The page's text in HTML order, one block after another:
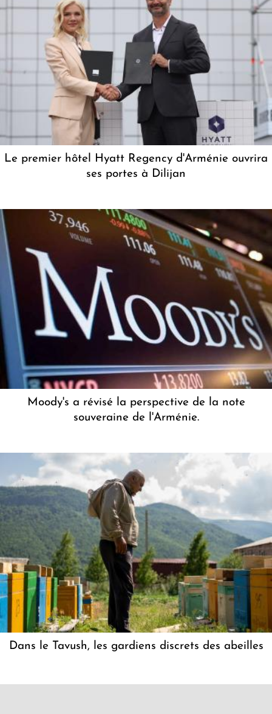
Le premier hôtel Hyatt Regency d'Arménie ouvrira
ses portes à Dilijan
Moody's a révisé la perspective de la note
souveraine de l'Arménie.
Dans le Tavush, les gardiens discrets des abeilles